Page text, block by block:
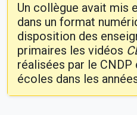
Un collègue avait mis
dans un format
disposition des
primaires les vidéos
réalisées par le
écoles dans les